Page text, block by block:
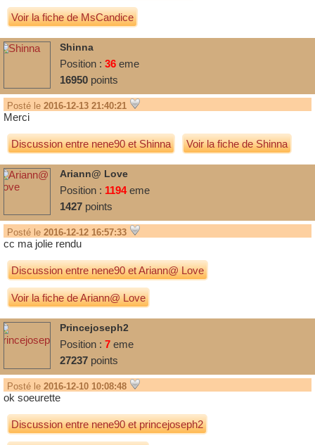
Voir la fiche de MsCandice
Shinna
Position : 36 eme
16950 points
Posté le 2016-12-13 21:40:21
Merci
Discussion entrenene90etShinna Voir la fiche de Shinna
Ariann@ Love
Position : 1194eme
1427 points
Posté le 2016-12-12 16:57:33
cc ma jolie rendu
Discussion entrenene90etAriann@ Love
Voir la fiche de Ariann@ Love
Princejoseph2
Position : 7 eme
27237 points
Posté le 2016-12-10 10:08:48
ok soeurette
Discussion entrenene90etprincejoseph2